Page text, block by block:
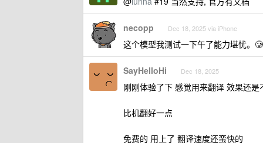
necopp Dec 18, 2025 via iPhone
这个模型我测试一下午了能力堪忧。🥲
SayHelloHi Dec 18, 2025
刚刚体验了下 感觉用来翻译 效果还是
比机翻好一点
免费的 用上了 翻译速度还蛮快的